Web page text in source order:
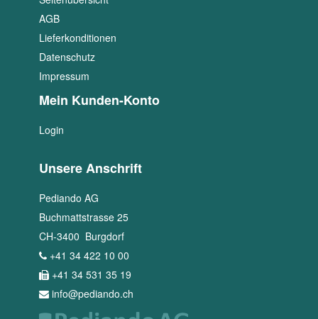
AGB
Lieferkonditionen
Datenschutz
Impressum
Mein Kunden-Konto
Login
Unsere Anschrift
Pediando AG
Buchmattstrasse 25
CH-3400 Burgdorf
+41 34 422 10 00
+41 34 531 35 19
info@pediando.ch